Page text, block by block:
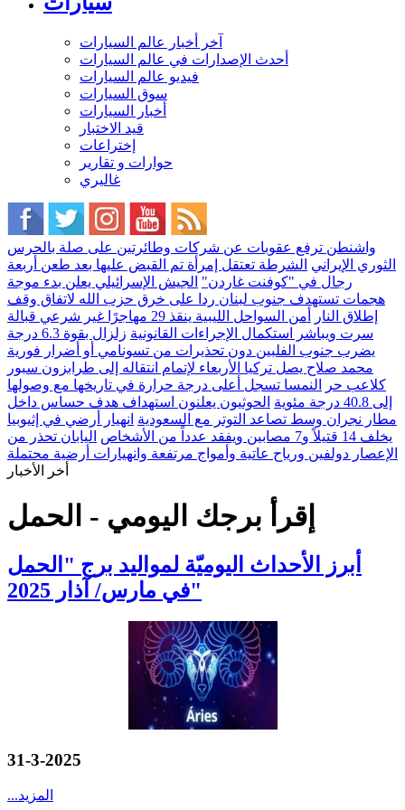
آخر أخبار عالم السيارات
أحدث الإصدارات في عالم السيارات
فيديو عالم السيارات
سوق السيارات
أخبار السيارات
قيد الاختبار
إختراعات
حوارات و تقارير
غاليري
واشنطن ترفع عقوبات عن شركات وطائرتين على صلة بالحرس
الثوري الإيراني الشرطة تعتقل إمرأة تم القبض عليها بعد طعن أربعة
رجال في "كوفنت غاردن" الجيش الإسرائيلي يعلن بدء موجة
هجمات تستهدف جنوب لبنان ردا على خرق حزب الله لاتفاق وقف
إطلاق النار
أمن السواحل الليبية ينقذ 29 مهاجرًا غير شرعي قبالة
سرت ويباشر استكمال الإجراءات القانونية
زلزال بقوة 6.3 درجة
يضرب جنوب الفلبين دون تحذيرات من تسونامي أو أضرار فورية
محمد صلاح يصل تركيا الأربعاء لإتمام انتقاله إلى طرابزون سبور
كلاعب حر
النمسا تسجل أعلى درجة حرارة في تاريخها مع وصولها
إلى 40.8 درجة مئوية
الحوثيون يعلنون استهداف هدف حساس داخل
مطار نجران وسط تصاعد التوتر مع السعودية انهيار أرضي في إثيوبيا
يخلف 14 قتيلاً و7 مصابين ويفقد عدداً من الأشخاص
اليابان تحذر من
الإعصار دولفين ورياح عاتية وأمواج مرتفعة وانهيارات أرضية محتملة
أخر الأخبار
إقرأ برجك اليومي - الحمل
أبرز الأحداث اليوميّة لمواليد برج "الحمل
"في مارس/ آذار 2025
31-3-2025
...المزيد